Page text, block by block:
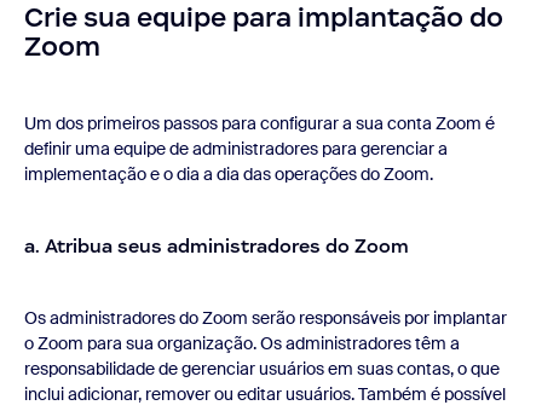
Crie sua equipe para implantação do
Zoom
Um dos primeiros passos para configurar a sua conta Zoom é
definir uma equipe de administradores para gerenciar a
implementação e o dia a dia das operações do Zoom.
a. Atribua seus administradores do Zoom
Os administradores do Zoom serão responsáveis por implantar
o Zoom para sua organização. Os administradores têm a
responsabilidade de gerenciar usuários em suas contas, o que
inclui adicionar, remover ou editar usuários. Também é possível